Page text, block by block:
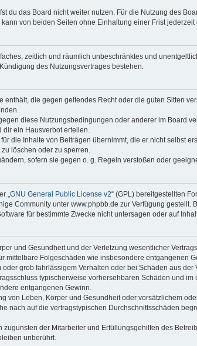
du das Board nicht weiter nutzen. Für die Nutzung des
von beiden Seiten ohne Einhaltung einer Frist
zeitlich und räumlich unbeschränktes und
des Nutzungsvertrages bestehen.
enthält, die gegen geltendes Recht oder die guten Sitten
diese Nutzungsbedingungen oder anderer im Board
dir ein Hausverbot erteilen.
die Inhalte von Beiträgen übernimmt, die er nicht selbst
löschen oder zu sperren.
sofern sie gegen o. g. Regeln verstoßen oder
„ GNU General Public License v2“ (GPL) bereitgestellten
Community unter www.phpbb.de zur Verfügung gestellt.
für bestimmte Zwecke nicht untersagen oder auf
und Gesundheit und der Verletzung wesentlicher
mittelbare Folgeschäden wie insbesondere entgangenen
grob fahrlässigem Verhalten oder bei Schäden aus
typischerweise vorhersehbaren Schäden und
entgangenen Gewinn.
von Leben, Körper und Gesundheit oder vorsätzlichem
nach auf die vertragstypischen Durchschnittsschäden
der Mitarbeiter und Erfüllungsgehilfen des
unberührt.